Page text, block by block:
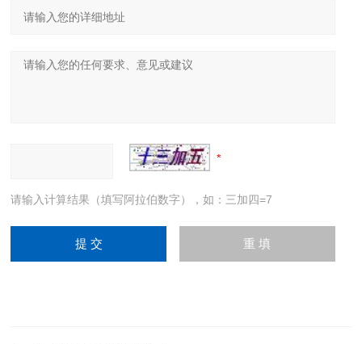
请输入计算结果（填写阿拉伯数字），如：三加四=7